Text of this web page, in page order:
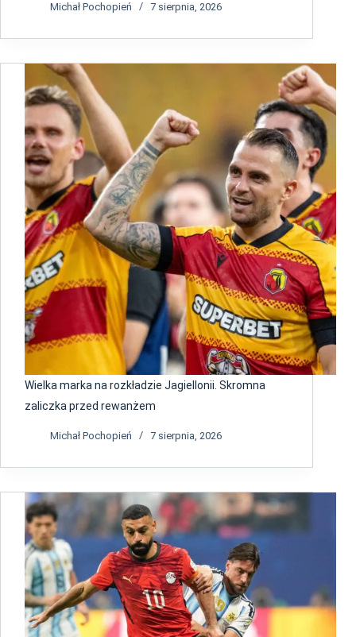
Michał Pochopień 7 sierpnia, 2026
Wielka marka na rozkładzie Jagiellonii. Skromna
zaliczka przed rewanżem
Michał Pochopień 7 sierpnia, 2026